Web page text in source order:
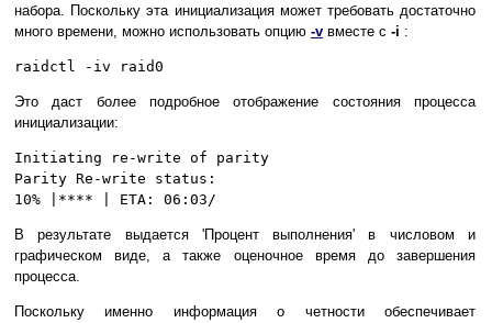
набора. Поскольку эта инициализация может требовать достаточно
много времени, можно использовать опцию -v вместе с -i :
raidctl -iv raid0
Это даст более подробное отображение состояния процесса
инициализации:
Initiating re-write of parity
Parity Re-write status:
10% |**** | ETA: 06:03/
В результате выдается 'Процент выполнения' в числовом и
графическом виде, а также оценочное время до завершения
процесса.
Поскольку именно информация о четности обеспечивает